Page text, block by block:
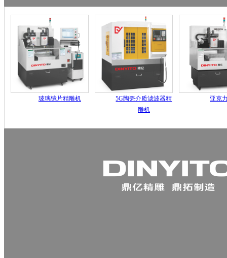
玻璃镜片精雕机
5G陶瓷介质滤波器精
雕机
亚克